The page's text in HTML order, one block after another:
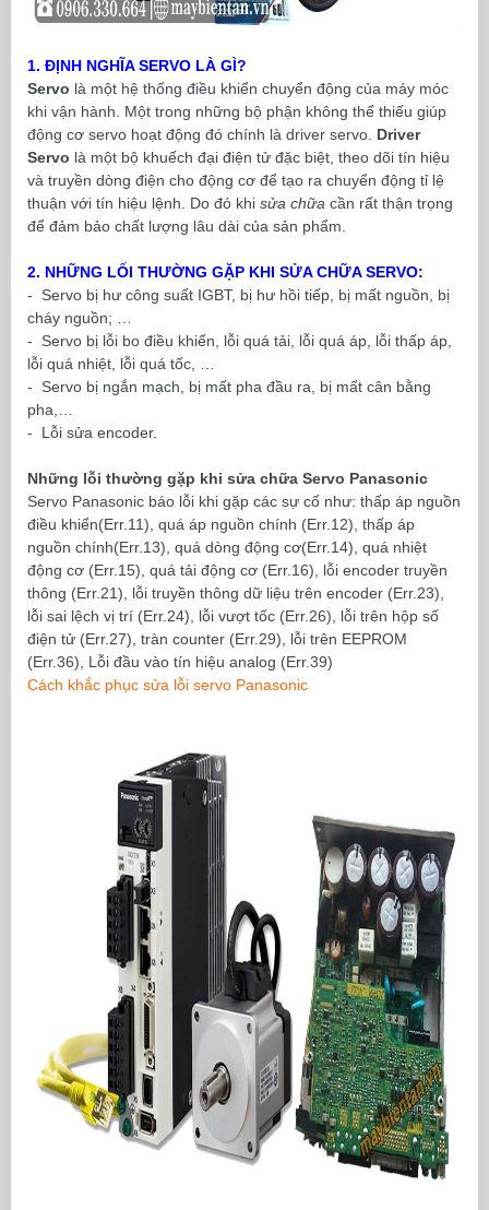
1. ĐỊNH NGHĨA SERVO LÀ GÌ?
Servo là một hệ thống điều khiển chuyển động của máy móc
khi vận hành. Một trong những bộ phận không thể thiếu giúp
động cơ servo hoạt động đó chính là driver servo. Driver
Servo là một bộ khuếch đại điện tử đặc biệt, theo dõi tín hiệu
và truyền dòng điện cho động cơ để tạo ra chuyển động tỉ lệ
thuận với tín hiệu lệnh. Do đó khi sửa chữa cần rất thận trọng
để đảm bảo chất lượng lâu dài của sản phẩm.
2. NHỮNG LỐI THƯỜNG GẶP KHI SỬA CHỮA SERVO:
- Servo bị hư công suất IGBT, bị hư hồi tiếp, bị mất nguồn, bị
cháy nguồn; …
- Servo bị lỗi bo điều khiển, lỗi quá tải, lỗi quá áp, lỗi thấp áp,
lỗi quá nhiệt, lỗi quá tốc, …
- Servo bị ngắn mạch, bị mất pha đầu ra, bị mất cân bằng
pha,…
- Lỗi sửa encoder.
Những lỗi thường gặp khi sửa chữa Servo Panasonic
Servo Panasonic báo lỗi khi gặp các sự cố như: thấp áp nguồn
điều khiển(Err.11), quá áp nguồn chính (Err.12), thấp áp
nguồn chính(Err.13), quá dòng động cơ(Err.14), quá nhiệt
động cơ (Err.15), quá tải động cơ (Err.16), lỗi encoder truyền
thông (Err.21), lỗi truyền thông dữ liệu trên encoder (Err.23),
lỗi sai lệch vị trí (Err.24), lỗi vượt tốc (Err.26), lỗi trên hộp số
điện tử (Err.27), tràn counter (Err.29), lỗi trên EEPROM
(Err.36), Lỗi đầu vào tín hiệu analog (Err.39)
Cách khắc phục sửa lỗi servo Panasonic